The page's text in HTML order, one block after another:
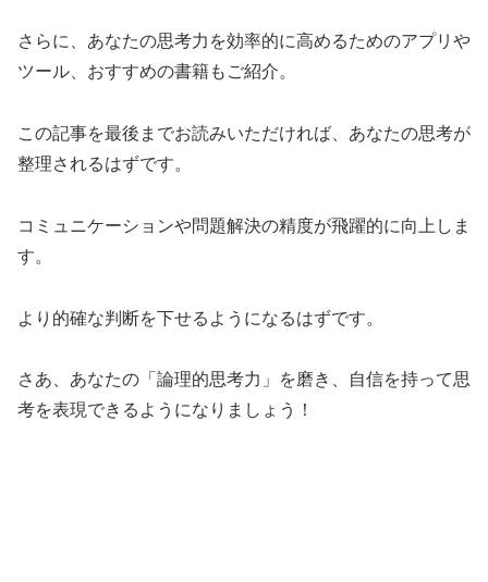
さらに、あなたの思考力を効率的に高めるためのアプリや
ツール、おすすめの書籍もご紹介。
この記事を最後までお読みいただければ、あなたの思考が
整理されるはずです。
コミュニケーションや問題解決の精度が飛躍的に向上しま
す。
より的確な判断を下せるようになるはずです。
さあ、あなたの「論理的思考力」を磨き、自信を持って思
考を表現できるようになりましょう！